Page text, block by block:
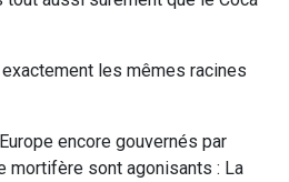
les mêmes racines
encore gouvernés par
mortifère sont agonisants : La